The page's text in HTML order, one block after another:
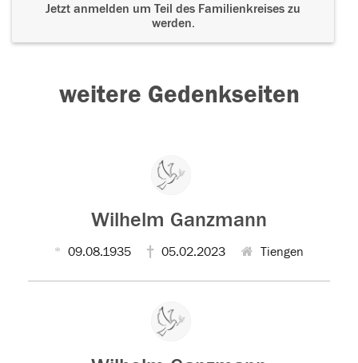
Jetzt anmelden um Teil des Familienkreises zu
werden.
weitere Gedenkseiten
Wilhelm Ganzmann
09.08.1935 05.02.2023 Tiengen